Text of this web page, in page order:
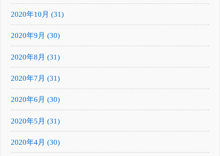
2020年10月 (31)
2020年9月 (30)
2020年8月 (31)
2020年7月 (31)
2020年6月 (30)
2020年5月 (31)
2020年4月 (30)